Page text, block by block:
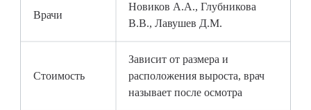
Врачи
Новиков А.А., Глубникова
В.В., Лавушев Д.М.
Стоимость
Зависит от размера и
расположения выроста, врач
называет после осмотра